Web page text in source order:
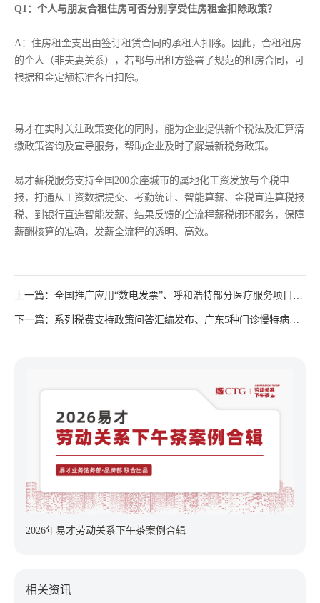
Q1：个人与朋友合租住房可否分别享受住房租金扣除政策？
A：住房租金支出由签订租赁合同的承租人扣除。因此，合租租房
的个人（非夫妻关系），若都与出租方签署了规范的租房合同，可
根据租金定额标准各自扣除。
易才在实时关注政策变化的同时，能为企业提供新个税法及汇算清
缴政策咨询及宣导服务，帮助企业及时了解最新税务政策。
易才薪税服务支持全国200余座城市的属地化工资发放与个税申
报，打通从工资数据提交、考勤统计、智能算薪、金税直连算税报
税、到银行直连智能发薪、结果反馈的全流程薪税闭环服务，保障
薪酬核算的准确，发薪全流程的透明、高效。
上一篇：全国推广应用“数电发票”、呼和浩特部分医疗服务项目价
格调整、多地公积金新政发布......
下一篇：系列税费支持政策问答汇编发布、广东5种门诊慢特病将
2026年易才劳动关系下午茶案例合辑
相关资讯